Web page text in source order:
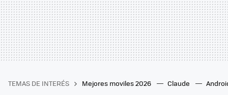
TEMAS DE INTERÉS Mejores moviles 2026 Claude